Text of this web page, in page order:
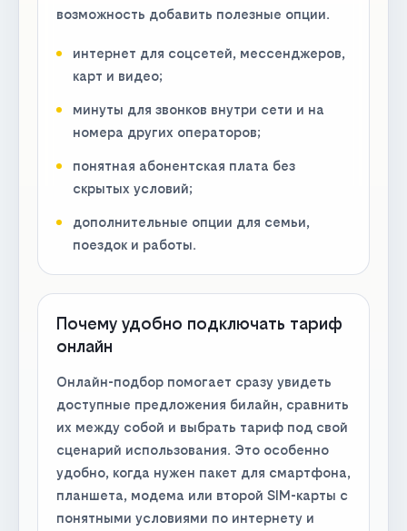
возможность добавить полезные опции.
интернет для соцсетей, мессенджеров,
карт и видео;
минуты для звонков внутри сети и на
номера других операторов;
понятная абонентская плата без
скрытых условий;
дополнительные опции для семьи,
поездок и работы.
Почему удобно подключать тариф
онлайн
Онлайн-подбор помогает сразу увидеть
доступные предложения билайн, сравнить
их между собой и выбрать тариф под свой
сценарий использования. Это особенно
удобно, когда нужен пакет для смартфона,
планшета, модема или второй SIM-карты с
понятными условиями по интернету и